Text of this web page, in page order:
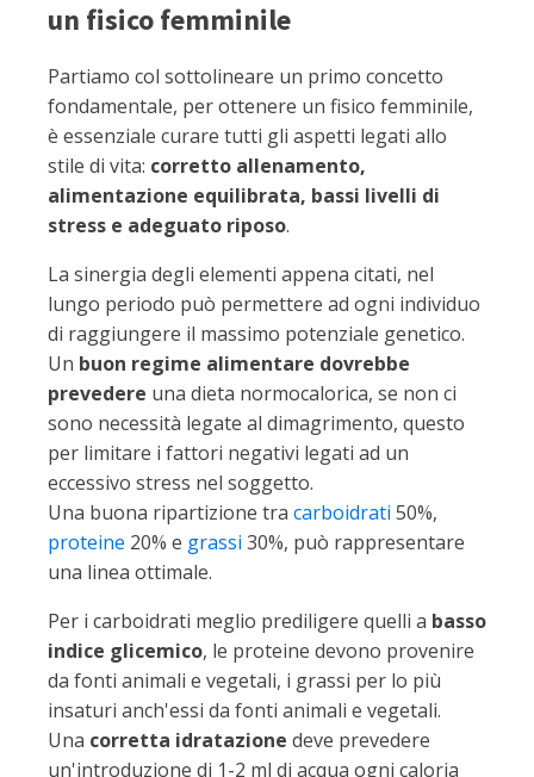
un fisico femminile
Partiamo col sottolineare un primo concetto
fondamentale, per ottenere un fisico femminile,
è essenziale curare tutti gli aspetti legati allo
stile di vita: corretto allenamento,
alimentazione equilibrata, bassi livelli di
stress e adeguato riposo.
La sinergia degli elementi appena citati, nel
lungo periodo può permettere ad ogni individuo
di raggiungere il massimo potenziale genetico.
Un buon regime alimentare dovrebbe
prevedere una dieta normocalorica, se non ci
sono necessità legate al dimagrimento, questo
per limitare i fattori negativi legati ad un
eccessivo stress nel soggetto.
Una buona ripartizione tra carboidrati 50%,
proteine 20% e grassi 30%, può rappresentare
una linea ottimale.
Per i carboidrati meglio prediligere quelli a basso
indice glicemico, le proteine devono provenire
da fonti animali e vegetali, i grassi per lo più
insaturi anch'essi da fonti animali e vegetali.
Una corretta idratazione deve prevedere
un'introduzione di 1-2 ml di acqua ogni caloria